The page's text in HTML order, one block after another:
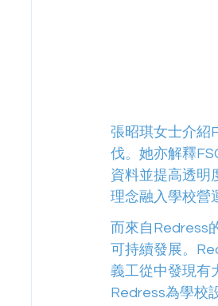
張昭琪女士介紹
伐。她亦解釋
資料並提高透明
理念融入學校營
而來自Redress
可持續發展。
義工從中發現有
Redress為學校